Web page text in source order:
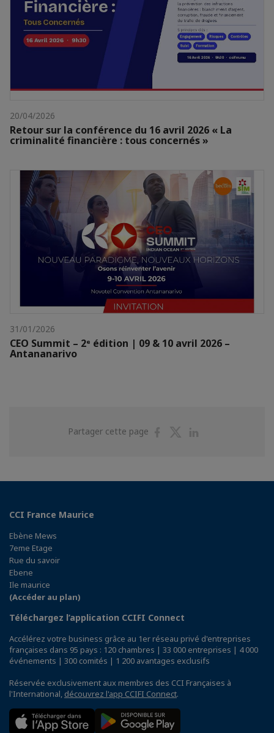
20/04/2026
Retour sur la conférence du 16 avril 2026 « La
criminalité financière : tous concernés »
31/01/2026
CEO Summit – 2ᵉ édition | 09 & 10 avril 2026 –
Antananarivo
Partager cette page
PartagerPartager
CCI France Maurice
Ebène Mews
7eme Etage
Rue du savoir
Ebene
Ile maurice
(Accéder au plan)
Téléchargez l’application CCIFI Connect
Accélérez votre business grâce au 1er réseau privé d'entreprises
françaises dans 95 pays : 120 chambres | 33 000 entreprises | 4 000
événements | 300 comités | 1 200 avantages exclusifs
Réservée exclusivement aux membres des CCI Françaises à
l'International, découvrez l'app CCIFI Connect.